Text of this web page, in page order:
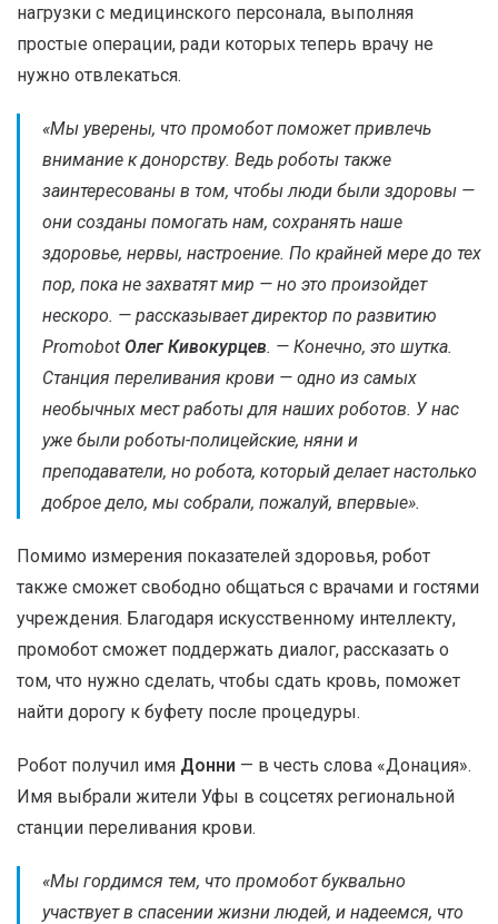
нагрузки с медицинского персонала, выполняя
простые операции, ради которых теперь врачу не
нужно отвлекаться.
«Мы уверены, что промобот поможет привлечь
внимание к донорству. Ведь роботы также
заинтересованы в том, чтобы люди были здоровы —
они созданы помогать нам, сохранять наше
здоровье, нервы, настроение. По крайней мере до тех
пор, пока не захватят мир — но это произойдет
нескоро. — рассказывает директор по развитию
Promobot Олег Кивокурцев. — Конечно, это шутка.
Станция переливания крови — одно из самых
необычных мест работы для наших роботов. У нас
уже были роботы-полицейские, няни и
преподаватели, но робота, который делает настолько
доброе дело, мы собрали, пожалуй, впервые».
Помимо измерения показателей здоровья, робот
также сможет свободно общаться с врачами и гостями
учреждения. Благодаря искусственному интеллекту,
промобот сможет поддержать диалог, рассказать о
том, что нужно сделать, чтобы сдать кровь, поможет
найти дорогу к буфету после процедуры.
Робот получил имя Донни — в честь слова «Донация».
Имя выбрали жители Уфы в соцсетях региональной
станции переливания крови.
«Мы гордимся тем, что промобот буквально
участвует в спасении жизни людей, и надеемся, что